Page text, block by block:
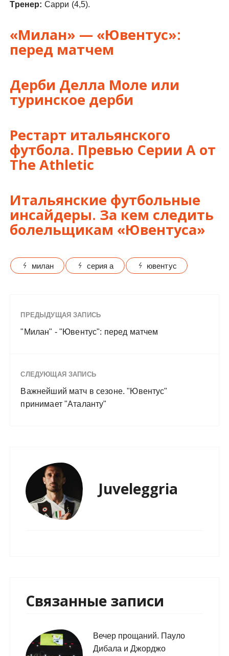
Тренер: Сарри (4,5).
«Милан» — «Ювентус»:
перед матчем
Дерби Делла Моле или
туринское дерби
Рестарт итальянского
футбола. Превью Серии А от
The Athletic
Итальянские футбольные
инсайдеры. За кем следить
болельщикам «Ювентуса»
милан серия а ювентус
ПРЕДЫДУЩАЯ ЗАПИСЬ
"Милан" - "Ювентус": перед матчем
СЛЕДУЮЩАЯ ЗАПИСЬ
Важнейший матч в сезоне. "Ювентус"
принимает "Аталанту"
Juveleggria
Связанные записи
Вечер прощаний. Пауло
Дибала и Джорджо